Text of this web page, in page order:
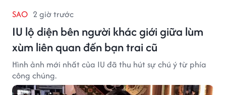
SAO 2 giờ trước
IU lộ diện bên người khác giới giữa lùm
xùm liên quan đến bạn trai cũ
Hình ảnh mới nhất của IU đã thu hút sự chú ý từ phía
công chúng.